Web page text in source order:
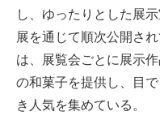
し、ゆったりとした展
展を通じて順次公開さ
は、展覧会ごとに展示
の和菓子を提供し、目
き人気を集めている。